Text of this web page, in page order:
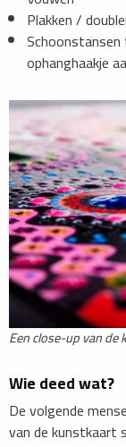
Plakken /
ophanghaakje
Een close-up van de
Wie deed wat?
De volgende
van de kunstkaart